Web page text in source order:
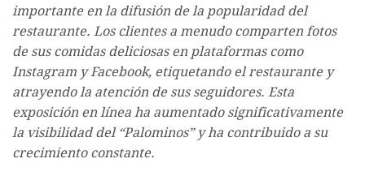
importante en la difusión de la popularidad del
restaurante. Los clientes a menudo comparten fotos
de sus comidas deliciosas en plataformas como
Instagram y Facebook, etiquetando el restaurante y
atrayendo la atención de sus seguidores. Esta
exposición en línea ha aumentado significativamente
la visibilidad del “Palominos” y ha contribuido a su
crecimiento constante.